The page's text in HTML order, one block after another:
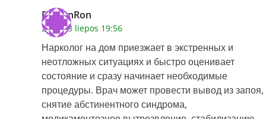
RamonRon
2026 28 liepos 19:56
Нарколог на дом приезжает в экстренных и
неотложных ситуациях и быстро оценивает
состояние и сразу начинает необходимые
процедуры. Врач может провести вывод из запоя,
снятие абстинентного синдрома,